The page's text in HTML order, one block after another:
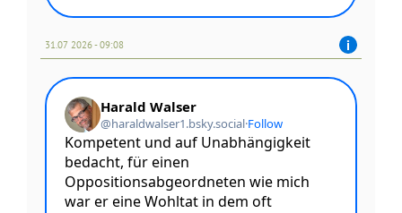
31.07 2026 - 09:08